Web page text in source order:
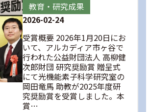
教育・研究成果
2026-02-24
受賞概要 2026年1月20日にお
いて、アルカディア市ヶ谷で
行われた公益財団法人 高柳健
次郎財団 研究奨励賞 贈呈式
にて光機能素子科学研究室の
岡田竜馬 助教が2025年度研
究奨励賞を受賞しました。本
賞…